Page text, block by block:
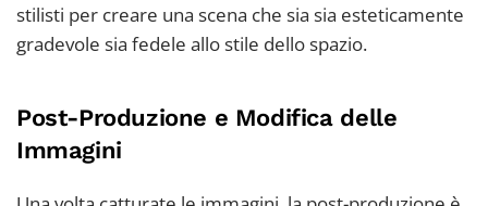
stilisti per creare una scena che sia sia esteticamente
gradevole sia fedele allo stile dello spazio.
Post-Produzione e Modifica delle
Immagini